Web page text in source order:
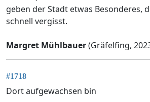
geben der Stadt etwas Besonderes,
schnell vergisst.
Margret Mühlbauer(Gräfelfing,
#1718
Dort aufgewachsen bin